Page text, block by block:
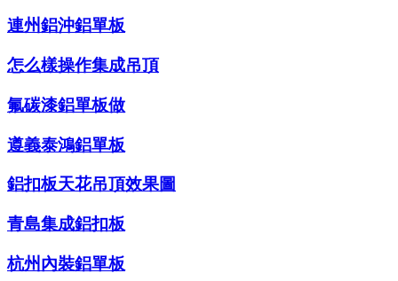
連州鋁沖鋁單板
怎么樣操作集成吊頂
氟碳漆鋁單板做
遵義泰鴻鋁單板
鋁扣板天花吊頂效果圖
青島集成鋁扣板
杭州內裝鋁單板